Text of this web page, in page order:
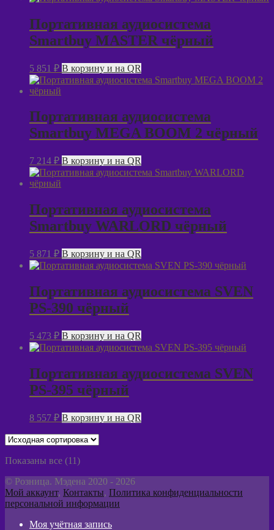
Портативная аудиосистема
Smartbuy MASTER чёрный
5 851 ₽ В корзину и на QR
Портативная аудиосистема
Smartbuy MEGA BOOM 2 чёрный
7 214 ₽ В корзину и на QR
Портативная аудиосистема
Smartbuy WARLORD чёрный
5 871 ₽ В корзину и на QR
Портативная аудиосистема SVEN
PS-390 чёрный
5 473 ₽ В корзину и на QR
Портативная аудиосистема SVEN
PS-395 чёрный
8 557 ₽ В корзину и на QR
Показаны все (11)
© Розница. Мэдена 2020 - 2026
Мой аккаунт, Контакты, Политика конфиденциальности
персональной информации
Моя учётная запись